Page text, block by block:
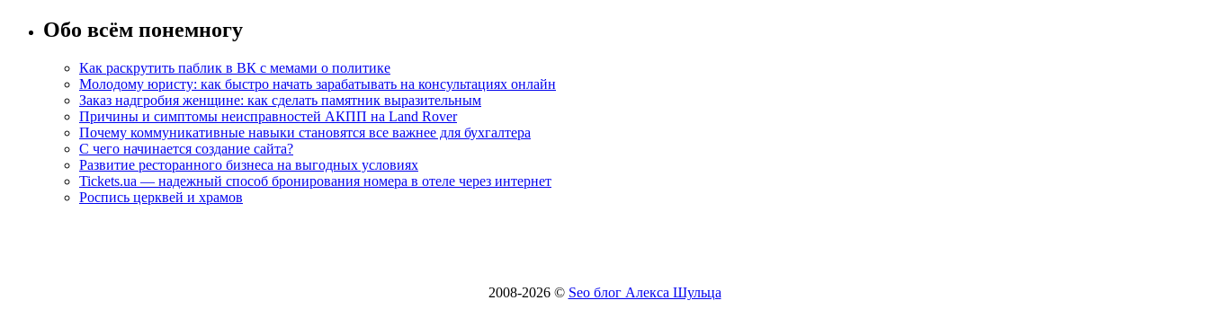
Обо всём понемногу
Как раскрутить паблик в ВК с мемами о политике
Молодому юристу: как быстро начать зарабатывать на консультациях онлайн
Заказ надгробия женщине: как сделать памятник выразительным
Причины и симптомы неисправностей АКПП на Land Rover
Почему коммуникативные навыки становятся все важнее для бухгалтера
С чего начинается создание сайта?
Развитие ресторанного бизнеса на выгодных условиях
Tickets.ua — надежный способ бронирования номера в отеле через интернет
Роспись церквей и храмов
2008-2026 © Seo блог Алекса Шульца